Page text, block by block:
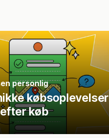
personlig
købsoplevelser
køb